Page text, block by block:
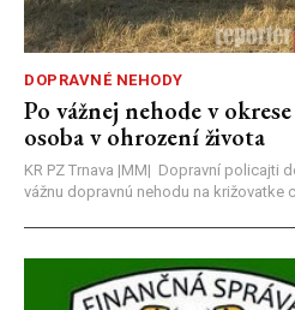
DOPRAVNÉ NEHODY
Po vážnej nehode v
osoba v ohrození života
KR PZ Trnava |MM| Dopravní policajti
vážnu dopravnú nehodu na križovatke